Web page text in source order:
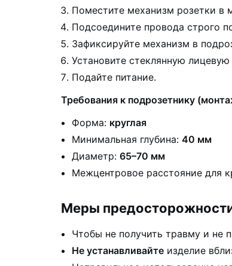
Поместите механизм розетки в
Подсоедините провода строго
Зафиксируйте механизм в
Установите стеклянную лицевую
Подайте питание.
Требования к подрозетнику
Форма: круглая
Минимальная глубина: 40 мм
Диаметр: 65–70 мм
Межцентровое расстояние для
Меры
Чтобы не получить травму и не
Не устанавливайте изделие